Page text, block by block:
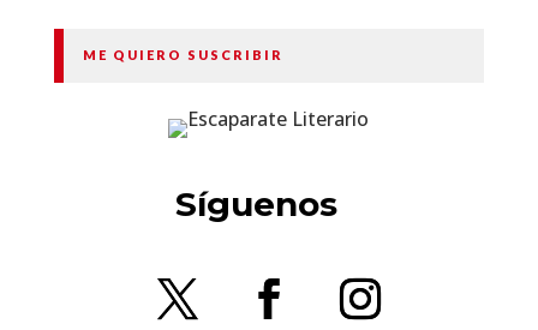
ME QUIERO SUSCRIBIR
Síguenos